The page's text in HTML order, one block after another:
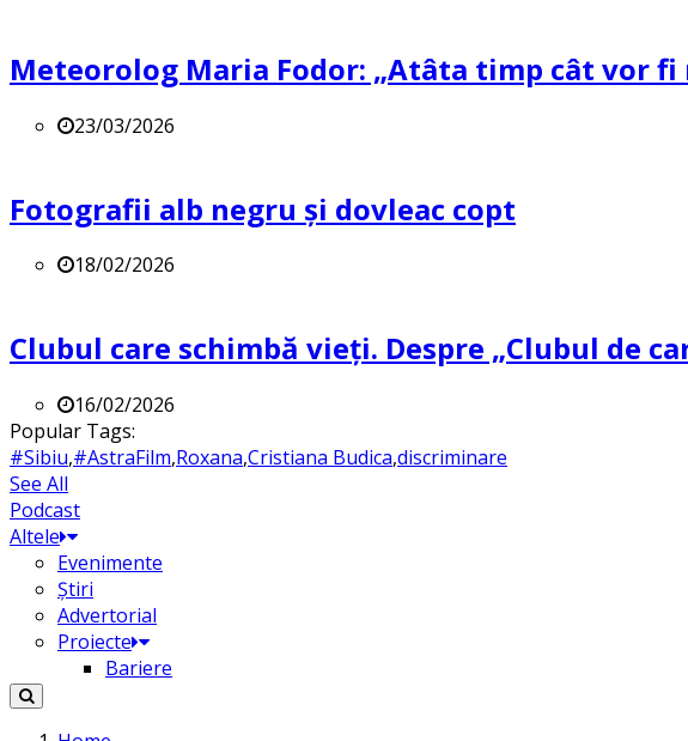
Meteorolog Maria Fodor: „Atâta timp cât vor fi
23/03/2026
Fotografii alb negru și dovleac copt
18/02/2026
Clubul care schimbă vieți. Despre „Clubul de
16/02/2026
Popular Tags:
#Sibiu,#AstraFilm,Roxana,Cristiana Budica,discriminare
See All
Podcast
Altele
Evenimente
Știri
Advertorial
Proiecte
Bariere